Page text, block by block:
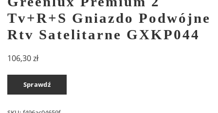
Tv+R+S Gniazdo Podwójne
Rtv Satelitarne GXKP044
106,30zł
Sprawdź